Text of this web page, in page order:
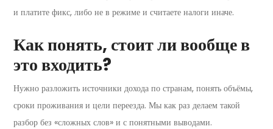
и платите фикс, либо не в режиме и считаете налоги иначе.
Как понять, стоит ли вообще в
это входить?
Нужно разложить источники дохода по странам, понять объёмы,
сроки проживания и цели переезда. Мы как раз делаем такой
разбор без «сложных слов» и с понятными выводами.